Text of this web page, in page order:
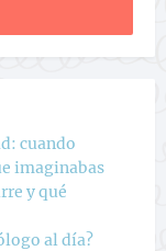
cuando
imaginabas
y qué
al día?